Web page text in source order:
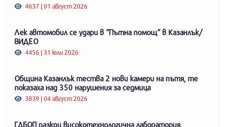
4637 | 01 август 2026
Лек автомобил се удари в “Пътна помощ“ в Казанлък/
ВИДЕО
4456 | 31 юли 2026
Община Казанлък тества 2 нови камери на пътя, те
показаха над 350 нарушения за седмица
3839 | 04 август 2026
ГДБОП разкри високотехнологична лаборатория,